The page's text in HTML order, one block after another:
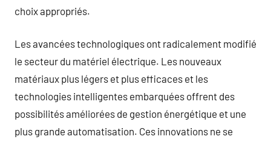
choix appropriés.
Les avancées technologiques ont radicalement modifié
le secteur du matériel électrique. Les nouveaux
matériaux plus légers et plus efficaces et les
technologies intelligentes embarquées offrent des
possibilités améliorées de gestion énergétique et une
plus grande automatisation. Ces innovations ne se